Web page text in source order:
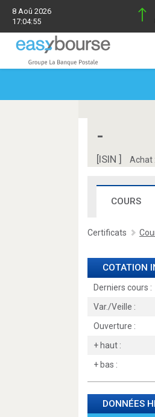
8 Aoû 2026
17:04:55
-
[ISIN ] Achat :
COURS
Certificats
COTATION
Derniers cours :
Var./Veille :
Ouverture :
+ haut :
+ bas :
DONNÉES